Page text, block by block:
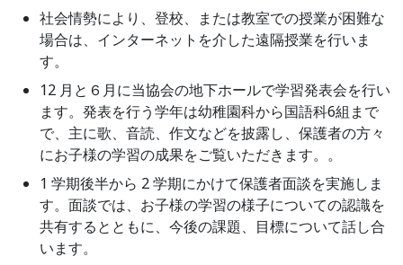
社会情勢により、登校、または教室での授業が困難な
場合は、インターネットを介した遠隔授業を行いま
す。
12 月と６月に当協会の地下ホールで学習発表会を行い
ます。発表を行う学年は幼稚園科から国語科6組まで
で、主に歌、音読、作文などを披露し、保護者の方々
にお子様の学習の成果をご覧いただきます。。
1 学期後半から 2 学期にかけて保護者面談を実施しま
す。面談では、お子様の学習の様子についての認識を
共有するとともに、今後の課題、目標について話し合
います。